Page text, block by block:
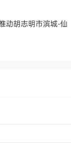
动胡志明市滨城-仙